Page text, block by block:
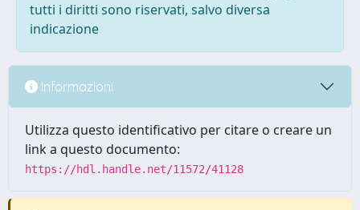
tutti i diritti sono riservati, salvo diversa
indicazione
Informazioni
Utilizza questo identificativo per citare o creare un
link a questo documento:
https://hdl.handle.net/11572/41128